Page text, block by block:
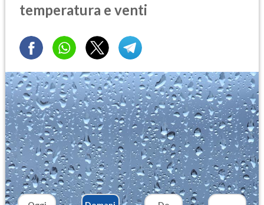
temperatura e venti